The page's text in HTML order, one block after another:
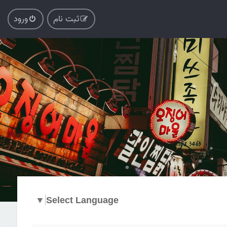
ورود ثبت نام
Select Language
▼